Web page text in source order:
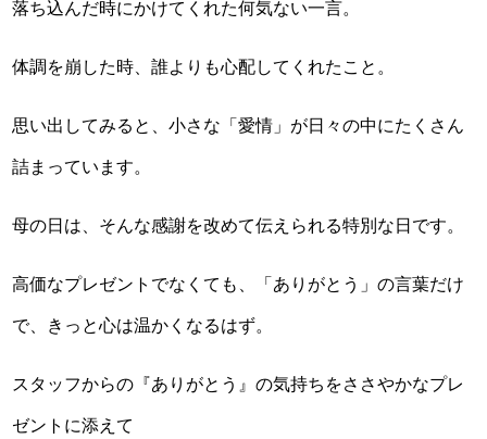
落ち込んだ時にかけてくれた何気ない一言。
体調を崩した時、誰よりも心配してくれたこと。
思い出してみると、小さな「愛情」が日々の中にたくさん
詰まっています。
母の日は、そんな感謝を改めて伝えられる特別な日です。
高価なプレゼントでなくても、「ありがとう」の言葉だけ
で、きっと心は温かくなるはず。
スタッフからの『ありがとう』の気持ちをささやかなプレ
ゼントに添えて